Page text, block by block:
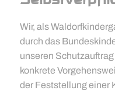
Wir, als
durch das
unseren
konkrete
der Feststellung einer